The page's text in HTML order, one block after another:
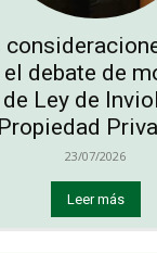
el debate de
Ley de
Propiedad
23/07/2026
Leer más